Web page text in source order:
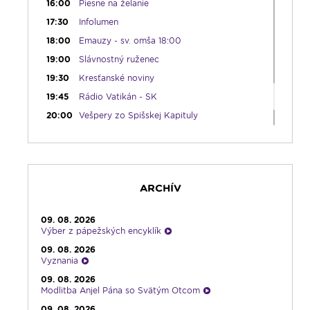
16:00
Piesne na želanie
17:30
Infolumen
18:00
Emauzy - sv. omša 18:00
19:00
Slávnostný ruženec
19:30
Kresťanské noviny
19:45
Rádio Vatikán - SK
20:00
Vešpery zo Spišskej Kapituly
Infolumen - reprízaARCHÍV
09. 08. 2026
Výber z pápežských encyklík
09. 08. 2026
Vyznania
09. 08. 2026
Modlitba Anjel Pána so Svätým Otcom